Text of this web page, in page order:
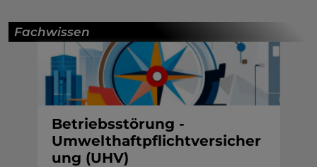
Fachwissen
Betriebsstörung -
Umwelthaftpflichtversicher
ung (UHV)